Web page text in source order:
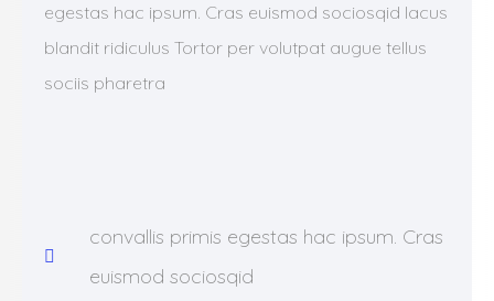
egestas hac ipsum. Cras euismod sociosqid lacus
blandit ridiculus Tortor per volutpat augue tellus
sociis pharetra
convallis primis egestas hac ipsum. Cras
euismod sociosqid